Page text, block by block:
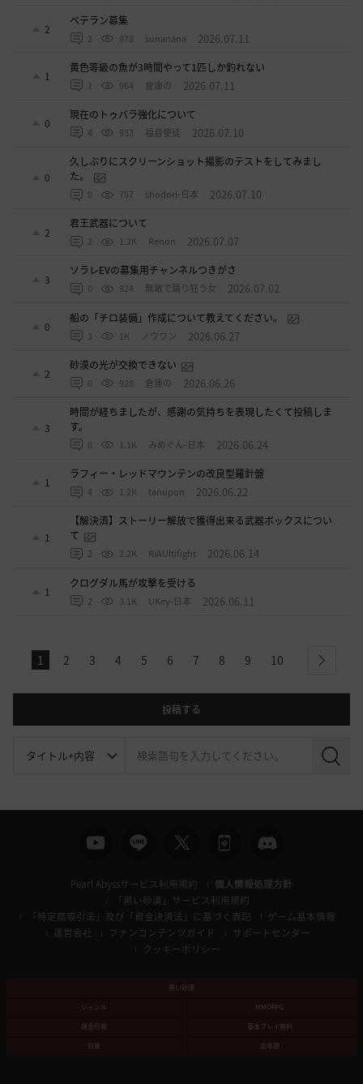
2
ベテラン募集
2 878 sunanana 2026.07.11
1
黄色等級の魚が3時間やって1匹しか釣れない
1 964 倉庫の 2026.07.11
0
現在のトゥバラ強化について
4 933 福音使徒 2026.07.10
0
久しぶりにスクリーンショット撮影のテストをしてみまし
た。
0 757 shodori-日本 2026.07.10
2
君王武器について
2 1.2K Renon 2026.07.07
3
ソラレEVの募集用チャンネルつきがさ
0 924 無敵で踊り狂う女 2026.07.02
0
船の「チロ装備」作成について教えてください。
3 1K ノウワン 2026.06.27
2
砂漠の光が交換できない
0 928 倉庫の 2026.06.26
3
時間が経ちましたが、感謝の気持ちを表現したくて投稿しま
す。
0 1.1K みめぐん-日本 2026.06.24
1
ラフィー・レッドマウンテンの改良型羅針盤
4 1.2K tanupon 2026.06.22
1
【解決済】ストーリー解放で獲得出来る武器ボックスについ
て
2 2.2K RiAUltifight 2026.06.14
1
クログダル馬が攻撃を受ける
2 3.1K UKey-日本 2026.06.11
1 2 3 4 5 6 7 8 9 10 next
投稿する
検
Pearl Abyssサービス利用規約
個人情報処理方針
「黒い砂漠」サービス利用規約
「特定商取引法」及び「資金決済法」に基づく表記
ゲーム基本情報
運営会社
ファンコンテンツガイド
サポートセンター
クッキーポリシー
黒い砂漠
ジャンル
MMORPG
課金形態
基本プレイ無料
対象
全年齢